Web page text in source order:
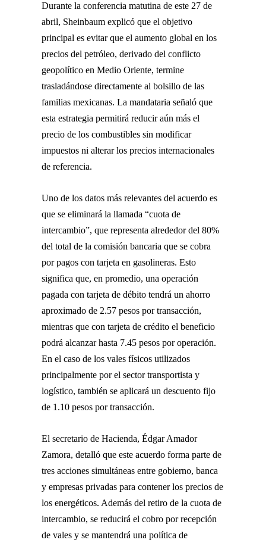
Durante la conferencia matutina de este 27 de
abril, Sheinbaum explicó que el objetivo
principal es evitar que el aumento global en los
precios del petróleo, derivado del conflicto
geopolítico en Medio Oriente, termine
trasladándose directamente al bolsillo de las
familias mexicanas. La mandataria señaló que
esta estrategia permitirá reducir aún más el
precio de los combustibles sin modificar
impuestos ni alterar los precios internacionales
de referencia.
Uno de los datos más relevantes del acuerdo es
que se eliminará la llamada “cuota de
intercambio”, que representa alrededor del 80%
del total de la comisión bancaria que se cobra
por pagos con tarjeta en gasolineras. Esto
significa que, en promedio, una operación
pagada con tarjeta de débito tendrá un ahorro
aproximado de 2.57 pesos por transacción,
mientras que con tarjeta de crédito el beneficio
podrá alcanzar hasta 7.45 pesos por operación.
En el caso de los vales físicos utilizados
principalmente por el sector transportista y
logístico, también se aplicará un descuento fijo
de 1.10 pesos por transacción.
El secretario de Hacienda, Édgar Amador
Zamora, detalló que este acuerdo forma parte de
tres acciones simultáneas entre gobierno, banca
y empresas privadas para contener los precios de
los energéticos. Además del retiro de la cuota de
intercambio, se reducirá el cobro por recepción
de vales y se mantendrá una política de